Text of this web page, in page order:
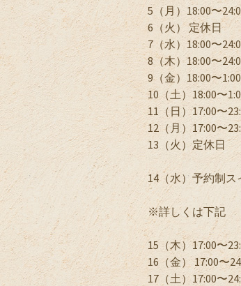
5（月）18:00〜
6（火） 定休日
7（水）18:00〜
8（木）18:00〜
9（金）18:00〜1:00
10（土）18:00〜
11（日）17:00〜
12（月）17:00〜
13（火）定休日
14（水）予約制
※詳しくは下記
15（木）17:00〜
16（金） 17:00〜
17（土）17:00〜